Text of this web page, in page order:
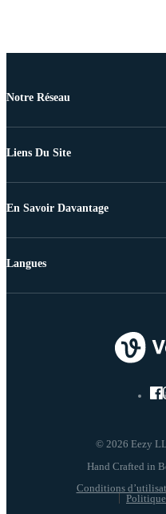
Notre Réseau
Liens Du Site
En Savoir Davantage
© 2026 Eezy
Conditions
Langues